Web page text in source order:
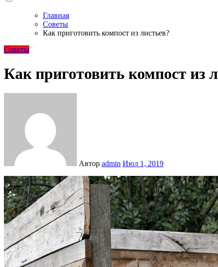
Главная
Советы
Как приготовить компост из листьев?
Советы
Как приготовить компост из
Автор admin Июл 1, 2019